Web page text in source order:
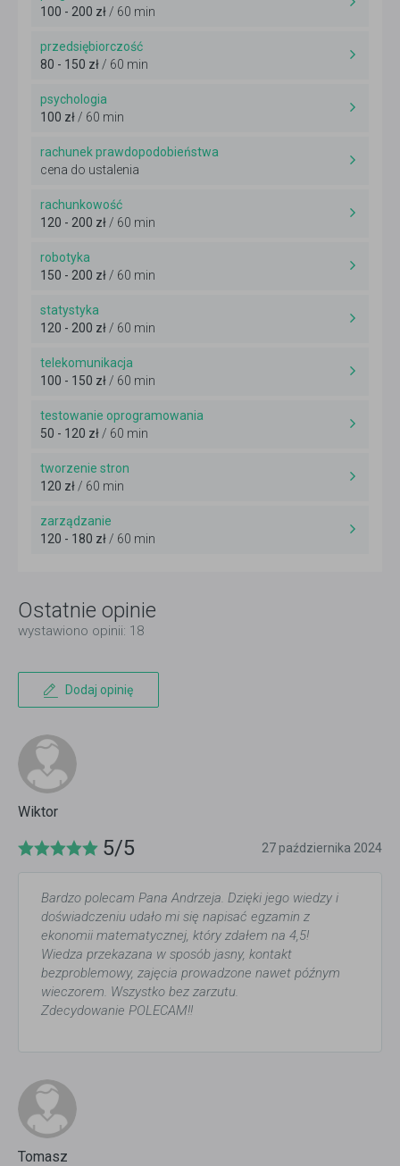
100 - 200 zł / 60 min
przedsiębiorczość
80 - 150 zł / 60 min
psychologia
100 zł / 60 min
rachunek prawdopodobieństwa
cena do ustalenia
rachunkowość
120 - 200 zł / 60 min
robotyka
150 - 200 zł / 60 min
statystyka
120 - 200 zł / 60 min
telekomunikacja
100 - 150 zł / 60 min
testowanie oprogramowania
50 - 120 zł / 60 min
tworzenie stron
120 zł / 60 min
zarządzanie
120 - 180 zł / 60 min
Ostatnie opinie
wystawiono opinii: 18
Dodaj opinię
Wiktor
5/5 27 października 2024
Bardzo polecam Pana Andrzeja. Dzięki jego wiedzy i
doświadczeniu udało mi się napisać egzamin z
ekonomii matematycznej, który zdałem na 4,5!
Wiedza przekazana w sposób jasny, kontakt
bezproblemowy, zajęcia prowadzone nawet późnym
wieczorem. Wszystko bez zarzutu.
Zdecydowanie POLECAM!!
Tomasz